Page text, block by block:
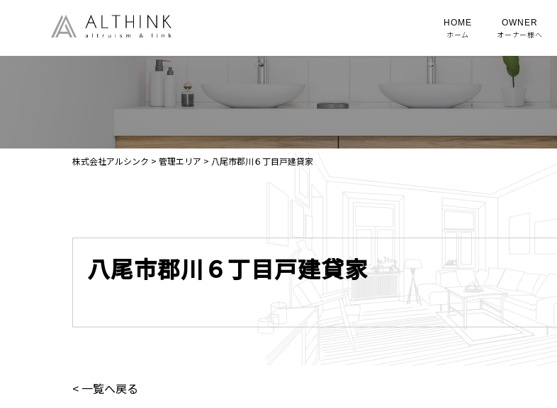
HOME
ホーム
OWNER
オーナー様へ
株式会社アルシンク > 管理エリア > 八尾市郡川６丁目戸建貸家
八尾市郡川６丁目戸建貸家
< 一覧へ戻る